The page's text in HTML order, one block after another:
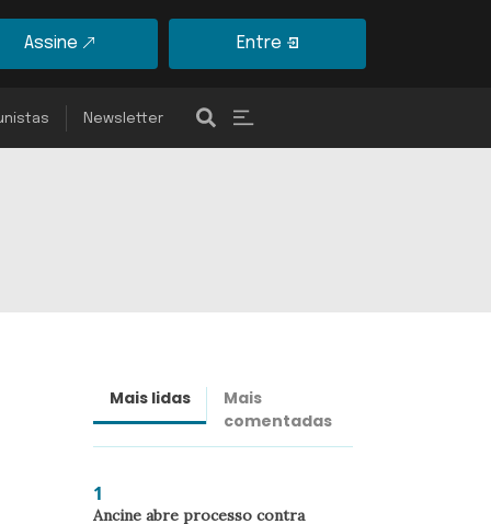
Assine Entre
Newsletter
Mais lidas
Mais
comentadas
1
Ancine abre processo contra